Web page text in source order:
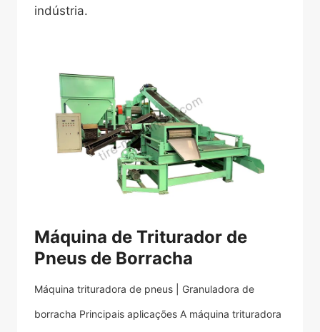
indústria.
Máquina de Triturador de
Pneus de Borracha
Máquina trituradora de pneus | Granuladora de
borracha Principais aplicações A máquina trituradora